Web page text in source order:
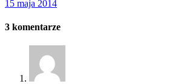
15 maja 2014
3 komentarze